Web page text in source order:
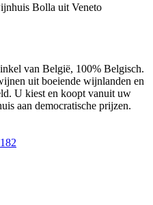
Bolla uit Veneto
van België, 100% Belgisch.
uit boeiende wijnlanden en
U kiest en koopt vanuit uw
aan democratische prijzen.